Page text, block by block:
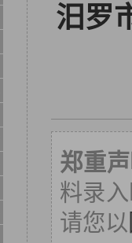
汨罗
郑重
料录
请您以